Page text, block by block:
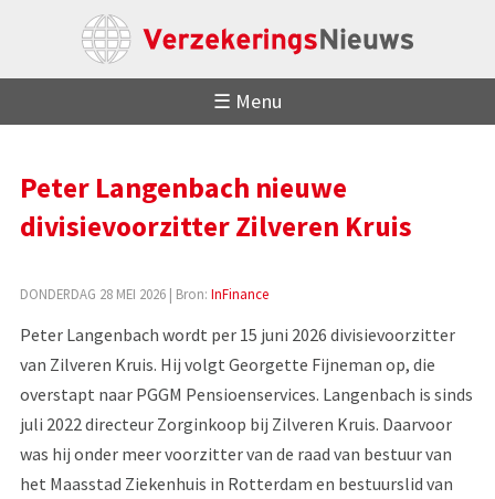
☰ Menu
Peter Langenbach nieuwe
divisievoorzitter Zilveren Kruis
DONDERDAG 28 MEI 2026| Bron: InFinance
Peter Langenbach wordt per 15 juni 2026 divisievoorzitter
van Zilveren Kruis. Hij volgt Georgette Fijneman op, die
overstapt naar PGGM Pensioenservices. Langenbach is sinds
juli 2022 directeur Zorginkoop bij Zilveren Kruis. Daarvoor
was hij onder meer voorzitter van de raad van bestuur van
het Maasstad Ziekenhuis in Rotterdam en bestuurslid van